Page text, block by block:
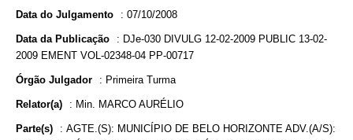
Data do Julgamento : 07/10/2008
Data da Publicação : DJe-030 DIVULG 12-02-2009 PUBLIC 13-02-
2009 EMENT VOL-02348-04 PP-00717
Órgão Julgador : Primeira Turma
Relator(a) : Min. MARCO AURÉLIO
Parte(s) : AGTE.(S): MUNICÍPIO DE BELO HORIZONTE ADV.(A/S):